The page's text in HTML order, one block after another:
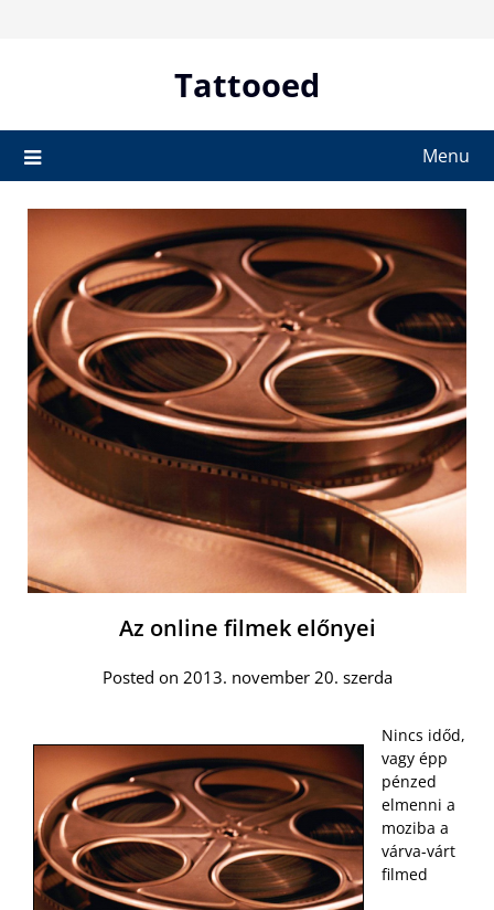
Tattooed
Menu
Az online filmek előnyei
Posted on 2013. november 20. szerda
Nincs időd,
vagy épp
pénzed
elmenni a
moziba a
várva-várt
filmed